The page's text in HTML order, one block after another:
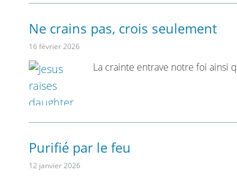
Ne crains pas, crois seulement
16 février 2026
La crainte entrave notre foi ainsi
Purifié par le feu
12 janvier 2026